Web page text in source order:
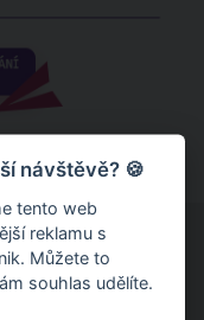
návštěvě? 🍪
tento web
reklamu s
Můžete to
souhlas udělíte.